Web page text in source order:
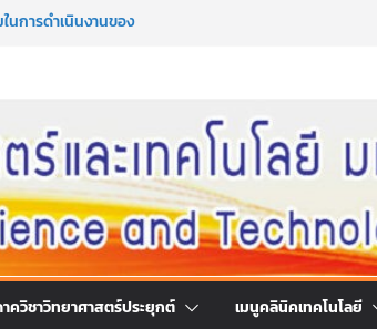
นการดำเนินงานของ
ละ เลิกเหล้า”
ควิชาวิทยาศาสตร์ประยุกต์ เมนูคลินิคเทคโนโลยี